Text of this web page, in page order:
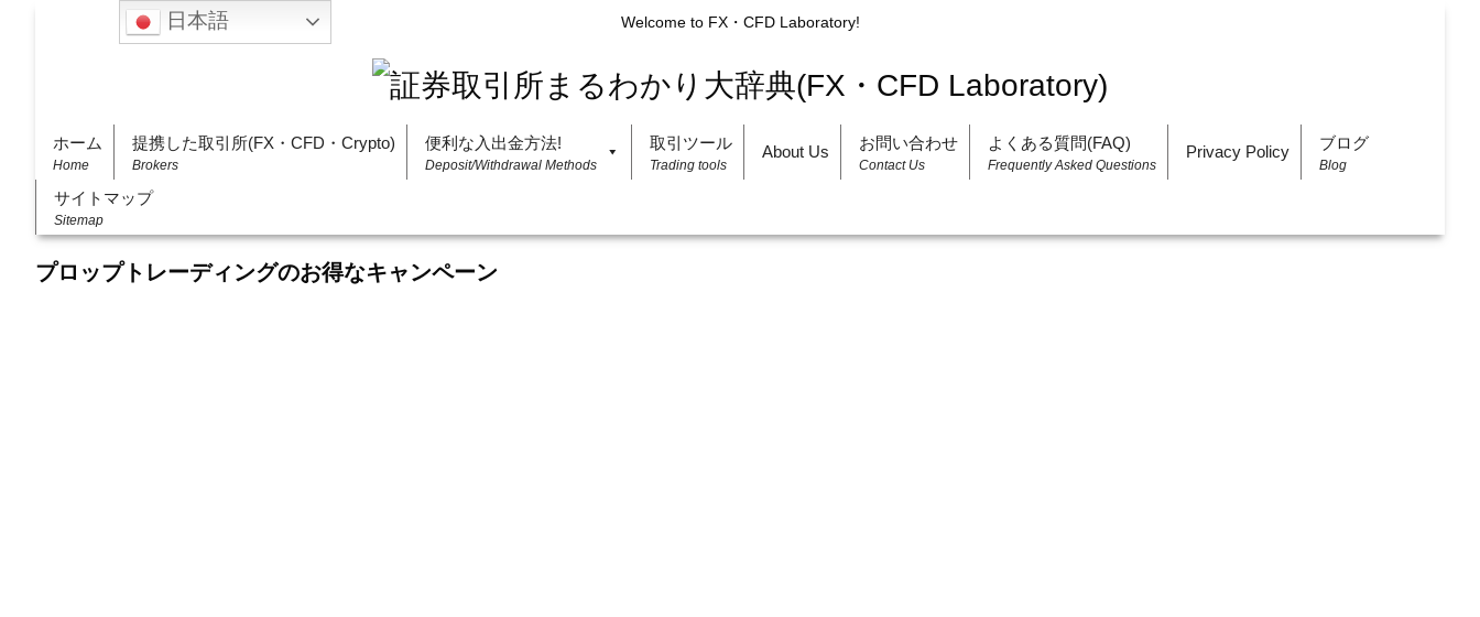
Welcome to FX・CFD Laboratory!
ホーム
Home
提携した取引所(FX・CFD・Crypto)
Brokers
便利な入出金方法!
Deposit/Withdrawal Methods
取引ツール
Trading tools
About Us お問い合わせ
Contact Us
よくある質問(FAQ)
Frequently Asked Questions
Privacy Policy ブログ
Blog
サイトマップ
Sitemap
プロップトレーディングのお得なキャンペーン
日本語